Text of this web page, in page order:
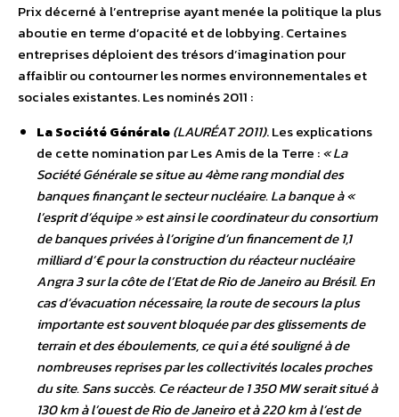
Prix décerné à l’entreprise ayant menée la politique la plus
aboutie en terme d’opacité et de lobbying. Certaines
entreprises déploient des trésors d’imagination pour
affaiblir ou contourner les normes environnementales et
sociales existantes. Les nominés 2011 :
La Société Générale(LAURÉAT 2011). Les explications
de cette nomination par Les Amis de la Terre :« La
Société Générale se situe au 4ème rang mondial des
banques finançant le secteur nucléaire. La banque à «
l’esprit d’équipe » est ainsi le coordinateur du consortium
de banques privées à l’origine d’un financement de 1,1
milliard d’€ pour la construction du réacteur nucléaire
Angra 3 sur la côte de l’Etat de Rio de Janeiro au Brésil. En
cas d’évacuation nécessaire, la route de secours la plus
importante est souvent bloquée par des glissements de
terrain et des éboulements, ce qui a été souligné à de
nombreuses reprises par les collectivités locales proches
du site. Sans succès. Ce réacteur de 1 350 MW serait situé à
130 km à l’ouest de Rio de Janeiro et à 220 km à l’est de